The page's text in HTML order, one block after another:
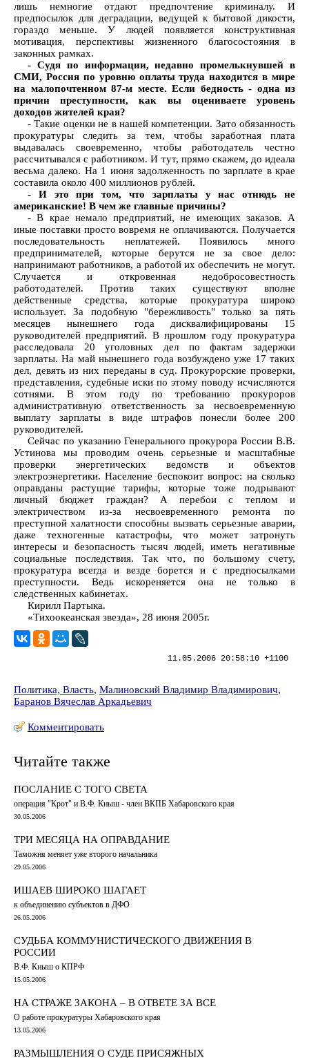
лишь немногие отдают предпочтение криминалу. И
предпосылок для деградации, ведущей к бытовой дикости,
гораздо меньше. У людей появляется конструктивная
мотивация, перспективы жизненного благосостояния в
законных рамках.
- Судя по информации, недавно промелькнувшей в
СМИ, Россия по уровню оплаты труда находится в мире
на малопочтенном 87-м месте. Если бедность - одна из
причин преступности, как вы оцениваете уровень
доходов жителей края?
- Такие оценки не в нашей компетенции. Зато обязанность
прокуратуры следить за тем, чтобы заработная плата
выдавалась своевременно, чтобы работодатель честно
рассчитывался с работником. И тут, прямо скажем, до идеала
весьма далеко. На 1 июня задолженность по зарплате в крае
составила около 400 миллионов рублей.
- И это при том, что зарплаты у нас отнюдь не
американские! В чем же главные причины?
- В крае немало предприятий, не имеющих заказов. А
иные поставки просто вовремя не оплачиваются. Получается
последовательность неплатежей. Появилось много
предпринимателей, которые берутся не за свое дело:
напринимают работников, а работой их обеспечить не могут.
Случается и откровенная недобросовестность
работодателей. Против таких существуют вполне
действенные средства, которые прокуратура широко
использует. За подобную "бережливость" только за пять
месяцев нынешнего года дисквалифицированы 15
руководителей предприятий. В прошлом году прокуратура
расследовала 20 уголовных дел по фактам задержки
зарплаты. На май нынешнего года возбуждено уже 17 таких
дел, девять из них переданы в суд. Прокурорские проверки,
представления, судебные иски по этому поводу исчисляются
сотнями. В этом году по требованию прокуроров
административную ответственность за несвоевременную
выплату зарплаты в виде штрафов понесли более 200
руководителей.
Сейчас по указанию Генерального прокурора России В.В.
Устинова мы проводим очень серьезные и масштабные
проверки энергетических ведомств и объектов
электроэнергетики. Население беспокоит вопрос: на сколько
оправданы растущие тарифы, которые тоже подрывают
личный бюджет граждан? А перебои с теплом и
электричеством из-за несвоевременного ремонта по
преступной халатности способны вызвать серьезные аварии,
даже техногенные катастрофы, что может затронуть
интересы и безопасность тысяч людей, иметь негативные
социальные последствия. Так что, по большому счету,
прокуратура всегда и везде борется и с предпосылками
преступности. Ведь искореняется она не только в
следственных кабинетах.
Кирилл Партыка.
«Тихоокеанская звезда», 28 июня 2005г.
11.05.2006 20:58:10 +1100
Политика, Власть, Малиновский Владимир Владимирович,
Баранов Вячеслав Аркадьевич
Комментировать
Читайте также
ПОСЛАНИЕ С ТОГО СВЕТА
операция "Крот" и В.Ф. Кныш - член ВКПБ Хабаровского края
30.05.2006
ТРИ МЕСЯЦА НА ОПРАВДАНИЕ
Таможня меняет уже второго начальника
29.05.2006
ИШАЕВ ШИРОКО ШАГАЕТ
к объединению субъектов в ДФО
26.05.2006
СУДЬБА КОММУНИСТИЧЕСКОГО ДВИЖЕНИЯ В
РОССИИ
В.Ф. Кныш о КПРФ
15.05.2006
НА СТРАЖЕ ЗАКОНА – В ОТВЕТЕ ЗА ВСЕ
О работе прокуратуры Хабаровского края
13.05.2006
РАЗМЫШЛЕНИЯ О СУДЕ ПРИСЯЖНЫХ